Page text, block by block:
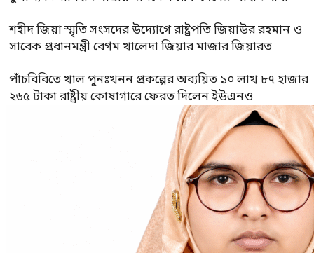
শহীদ জিয়া স্মৃতি সংসদের উদ্যোগে রাষ্ট্রপতি জিয়াউর রহমান ও
সাবেক প্রধানমন্ত্রী বেগম খালেদা জিয়ার মাজার জিয়ারত
পাঁচবিবিতে খাল পুনঃখনন প্রকল্পের অব্যয়িত ১০ লাখ ৮৭ হাজার
২৬৫ টাকা রাষ্ট্রীয় কোষাগারে ফেরত দিলেন ইউএনও